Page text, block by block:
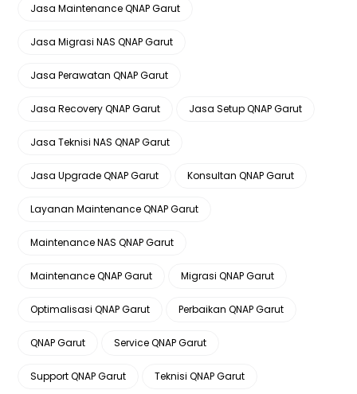
Jasa Maintenance QNAP Garut
Jasa Migrasi NAS QNAP Garut
Jasa Perawatan QNAP Garut
Jasa Recovery QNAP Garut Jasa Setup QNAP Garut
Jasa Teknisi NAS QNAP Garut
Jasa Upgrade QNAP Garut Konsultan QNAP Garut
Layanan Maintenance QNAP Garut
Maintenance NAS QNAP Garut
Maintenance QNAP Garut Migrasi QNAP Garut
Optimalisasi QNAP Garut Perbaikan QNAP Garut
QNAP Garut Service QNAP Garut
Support QNAP Garut Teknisi QNAP Garut